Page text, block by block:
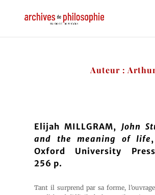
Auteur :
Elijah MILLGRAM, John
and the meaning of life
Oxford University
256 p.
Tant il surprend par sa forme,